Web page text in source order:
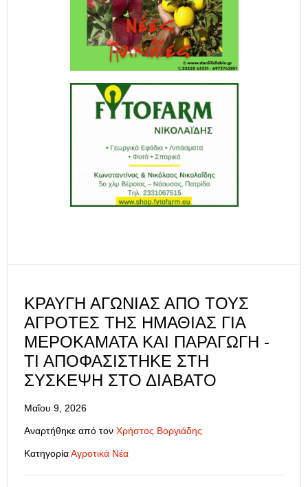
ΚΡΑΥΓΉ ΑΓΩΝΊΑΣ ΑΠΌ ΤΟΥΣ
ΑΓΡΌΤΕΣ ΤΗΣ ΗΜΑΘΊΑΣ ΓΙΑ
ΜΕΡΟΚΆΜΑΤΑ ΚΑΙ ΠΑΡΑΓΩΓΉ -
ΤΙ ΑΠΟΦΑΣΊΣΤΗΚΕ ΣΤΗ
ΣΎΣΚΕΨΗ ΣΤΟ ΔΙΑΒΑΤΌ
Μαΐου 9, 2026
Αναρτήθηκε από τον Χρήστος Βοργιάδης
ΚατηγορίαΑγροτικά Νέα